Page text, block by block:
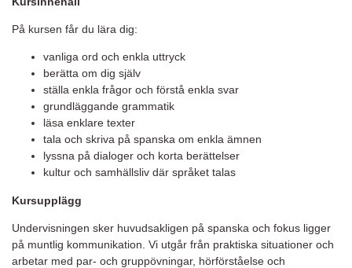
På kursen får du lära dig:
vanliga ord och enkla uttryck
berätta om dig själv
ställa enkla frågor och förstå enkla svar
grundläggande grammatik
läsa enklare texter
tala och skriva på spanska om enkla ämnen
lyssna på dialoger och korta berättelser
kultur och samhällsliv där språket talas
Kursupplägg
Undervisningen sker huvudsakligen på spanska och fokus ligger
på muntlig kommunikation. Vi utgår från praktiska situationer och
arbetar med par- och gruppövningar, hörförståelse och